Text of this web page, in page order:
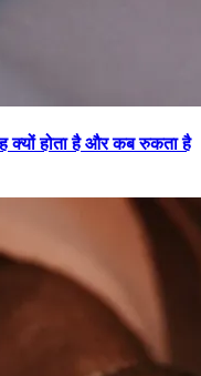
क्यों होता है और कब रुकता है